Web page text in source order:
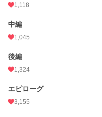
お気に入り
24h.ポイント
文字数
更新日時
初回公開日時
1,118
中編
1,045
後編
1,324
エピローグ
3,155